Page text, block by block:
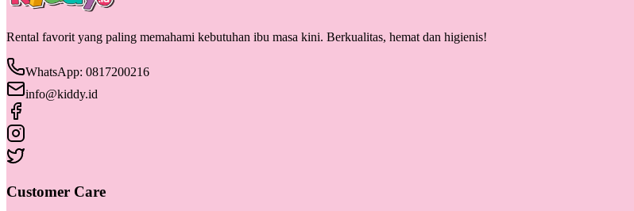
Rental favorit yang paling memahami kebutuhan ibu masa kini. Berkualitas, hemat dan higienis!
WhatsApp: 0817200216
info@kiddy.id
Customer Care